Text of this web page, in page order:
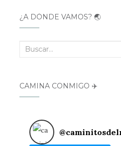
¿A DÓNDE VAMOS? 🌏
Buscar:
CAMINA CONMIGO ✈️
@